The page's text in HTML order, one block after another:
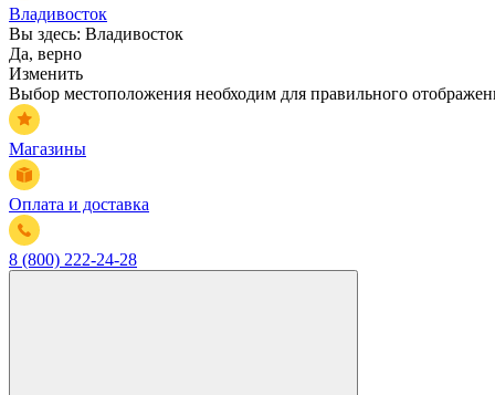
Владивосток
Вы здесь: Владивосток
Да, верно
Изменить
Выбор местоположения необходим для правильного
Магазины
Оплата и доставка
8 (800) 222-24-28